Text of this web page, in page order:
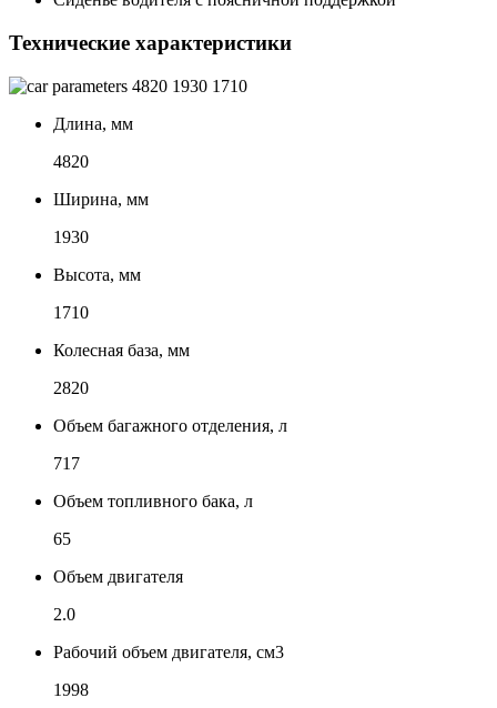
Технические характеристики
4820 1930 1710
Длина, мм
4820
Ширина, мм
1930
Высота, мм
1710
Колесная база, мм
2820
Объем багажного отделения, л
717
Объем топливного бака, л
65
Объем двигателя
2.0
Рабочий объем двигателя, см3
1998